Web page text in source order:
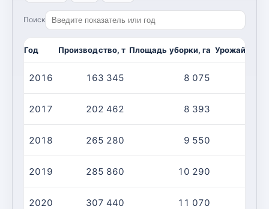
Поиск
Год Производство, т Площадь уборки, га
2016 163 345 8 075
2017 202 462 8 393
2018 265 280 9 550
2019 285 860 10 290
2020 307 440 11 070